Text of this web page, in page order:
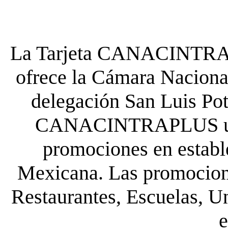
La Tarjeta
ofrece la Cámara
delegación San Luis
CANACINTRAPLUS
promociones en
Mexicana. Las
Restaurantes, Escuelas,